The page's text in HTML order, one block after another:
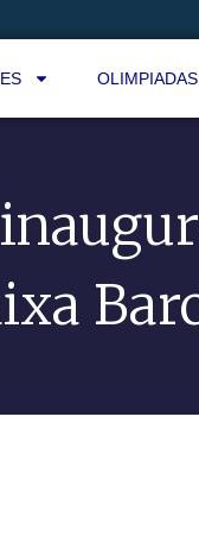
OLIMPIADAS